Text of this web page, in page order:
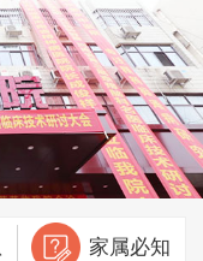
家属必知